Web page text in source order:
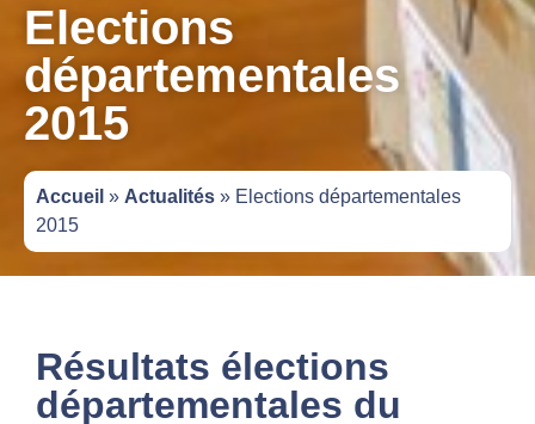
Elections
départementales
2015
Accueil » Actualités » Elections départementales
2015
Résultats élections
départementales du